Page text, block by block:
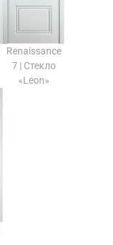
Renaissance
7 | Стекло
«Leon»